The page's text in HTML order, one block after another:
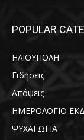
POPULAR
ΗΛΙΟΥΠΟΛΗ
Ειδήσεις
Απόψεις
ΗΜΕΡΟΛΟΓΙΟ
ΨΥΧΑΓΩΓΙΑ